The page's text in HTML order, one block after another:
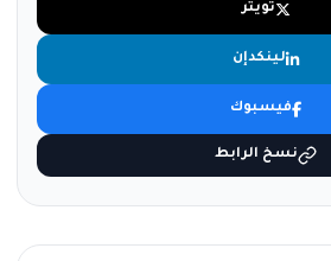
تويتر
لينكدإن
فيسبوك
نسخ الرابط